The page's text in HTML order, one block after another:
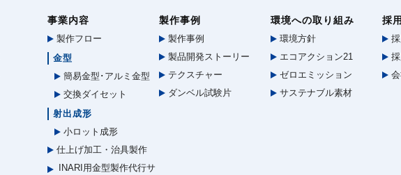
事業内容
製作フロー
金型
簡易金型･アルミ金型
交換ダイセット
射出成形
小ロット成形
仕上げ加工・治具製作
INARI用金型製作代行サ
製作事例
製作事例
製品開発ストーリー
テクスチャー
ダンベル試験片
環境への取り組み
環境方針
エコアクション21
ゼロエミッション
サステナブル素材
採
採
採
会